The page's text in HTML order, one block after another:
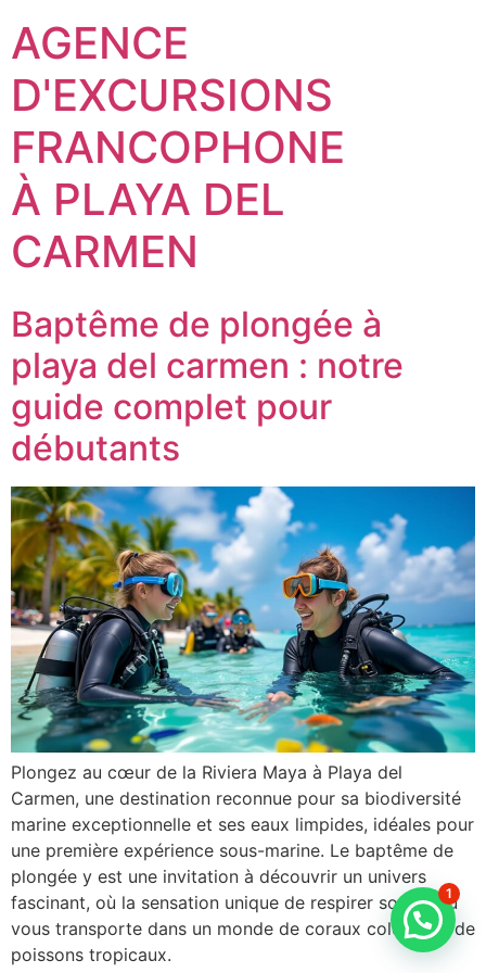
AGENCE
D'EXCURSIONS
FRANCOPHONE
À PLAYA DEL
CARMEN
Baptême de plongée à
playa del carmen : notre
guide complet pour
débutants
Plongez au cœur de la Riviera Maya à Playa del
Carmen, une destination reconnue pour sa biodiversité
marine exceptionnelle et ses eaux limpides, idéales pour
une première expérience sous-marine. Le baptême de
plongée y est une invitation à découvrir un univers
fascinant, où la sensation unique de respirer sous l’eau
vous transporte dans un monde de coraux colorés et de
poissons tropicaux.
1